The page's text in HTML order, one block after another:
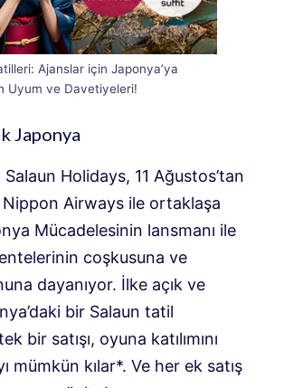
Ajanslar için Japonya’ya
Uyum ve Davetiyeleri!
Japonya
Holidays, 11 Ağustos’tan
Nippon Airways ile ortaklaşa
Mücadelesinin lansmanı ile
coşkusuna ve
dayanıyor. İlke açık ve
bir Salaun tatil
bir satışı, oyuna katılımını
mümkün kılar*. Ve her ek satış